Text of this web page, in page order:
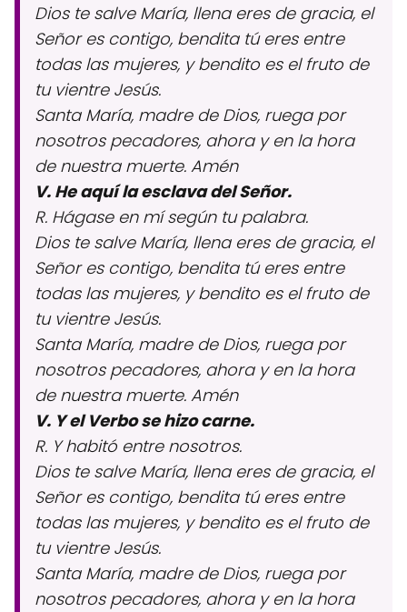
Dios te salve María, llena eres de gracia, el
Señor es contigo, bendita tú eres entre
todas las mujeres, y bendito es el fruto de
tu vientre Jesús.
Santa María, madre de Dios, ruega por
nosotros pecadores, ahora y en la hora
de nuestra muerte. Amén
V. He aquí la esclava del Señor.
R. Hágase en mí según tu palabra.
Dios te salve María, llena eres de gracia, el
Señor es contigo, bendita tú eres entre
todas las mujeres, y bendito es el fruto de
tu vientre Jesús.
Santa María, madre de Dios, ruega por
nosotros pecadores, ahora y en la hora
de nuestra muerte. Amén
V. Y el Verbo se hizo carne.
R. Y habitó entre nosotros.
Dios te salve María, llena eres de gracia, el
Señor es contigo, bendita tú eres entre
todas las mujeres, y bendito es el fruto de
tu vientre Jesús.
Santa María, madre de Dios, ruega por
nosotros pecadores, ahora y en la hora